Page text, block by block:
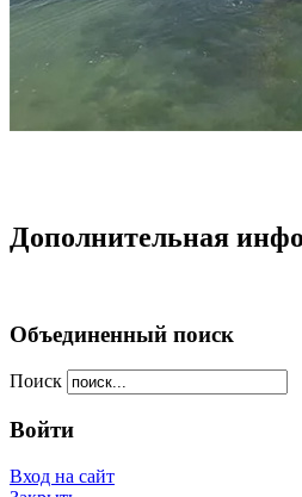
Дополнительная
Объединенный поиск
Поиск
Войти
Вход на сайт